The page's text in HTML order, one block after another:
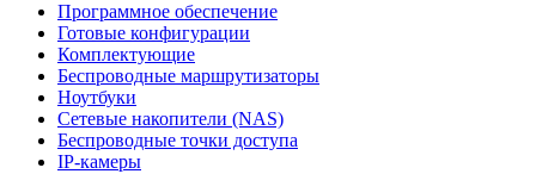
Программное обеспечение
Готовые конфигурации
Комплектующие
Беспроводные маршрутизаторы
Ноутбуки
Сетевые накопители (NAS)
Беспроводные точки доступа
IP-камеры